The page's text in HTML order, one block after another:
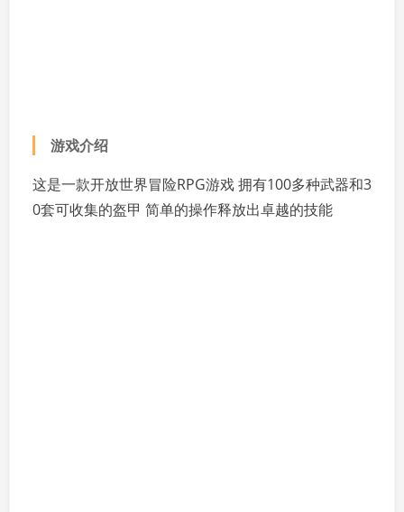
游戏介绍
这是一款开放世界冒险RPG游戏 拥有100多种武器和3
0套可收集的盔甲 简单的操作释放出卓越的技能